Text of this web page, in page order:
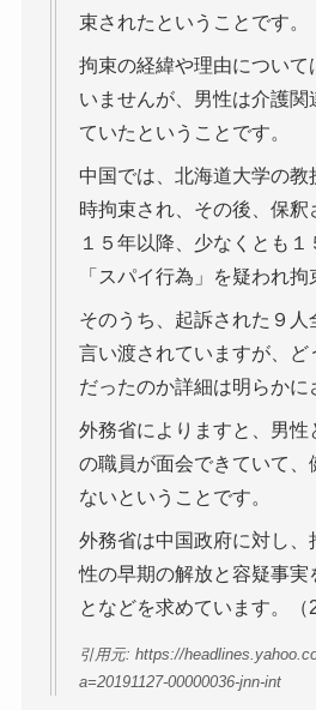
束されたということです。
拘束の経緯や理由について
いませんが、男性は介護関
ていたということです。
中国では、北海道大学の教
時拘束され、その後、保釈
１５年以降、少なくとも
「スパイ行為」を疑われ拘
そのうち、起訴された９人
言い渡されていますが、ど
だったのか詳細は明らかに
外務省によりますと、男性
の職員が面会できていて、
ないということです。
外務省は中国政府に対し、
性の早期の解放と容疑事実
となどを求めています。（
引用元: https://
a=20191127-00000036-jnn-int